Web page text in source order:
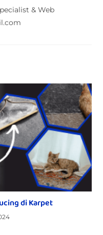
& Web
di Karpet